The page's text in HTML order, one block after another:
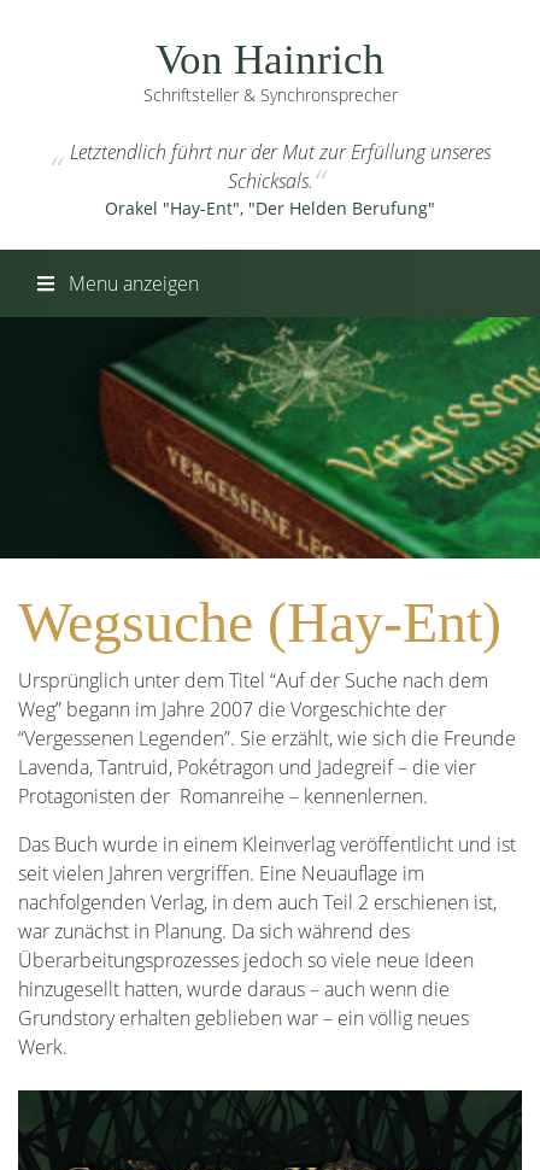
Von Hainrich
Schriftsteller & Synchronsprecher
Letztendlich führt nur der Mut zur Erfüllung unseres
Schicksals.
Orakel "Hay-Ent", "Der Helden Berufung"
Menu anzeigen
Wegsuche (Hay-Ent)
Ursprünglich unter dem Titel “Auf der Suche nach dem
Weg” begann im Jahre 2007 die Vorgeschichte der
“Vergessenen Legenden”. Sie erzählt, wie sich die Freunde
Lavenda, Tantruid, Pokétragon und Jadegreif – die vier
Protagonisten der Romanreihe – kennenlernen.
Das Buch wurde in einem Kleinverlag veröffentlicht und ist
seit vielen Jahren vergriffen. Eine Neuauflage im
nachfolgenden Verlag, in dem auch Teil 2 erschienen ist,
war zunächst in Planung. Da sich während des
Überarbeitungsprozesses jedoch so viele neue Ideen
hinzugesellt hatten, wurde daraus – auch wenn die
Grundstory erhalten geblieben war – ein völlig neues
Werk.